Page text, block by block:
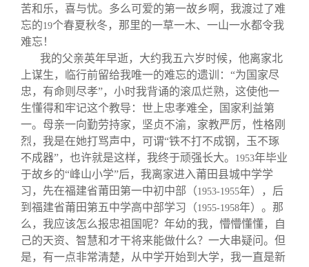
理事会名单
制度法规
联系我们
苦和乐，喜与忧。多么可爱的第一故乡啊，我渡过了难
忘的19个春夏秋冬，那里的一草一木、一山一水都令我
难忘！
我的父亲英年早逝，大约我五六岁时候，他离家北
上谋生，临行前留给我唯一的难忘的遗训：“为国家尽
忠，有命则尽孝”，小时我背诵的滚瓜烂熟，这使他一
生懂得和牢记这个教导：世上忠孝难全，国家利益第
一。母亲一向勤劳持家，坚贞不渝，家教严厉，性格刚
烈，我是在她打骂声中，可谓“铁不打不成钢，玉不琢
不成器”，也许就是这样，我终于顽强长大。
1953年毕业
于故乡的“峰山小学”后，我离家进入莆田县城中学学
习，先在福建省莆田第一中初中部（1953-1955年），后
到福建省莆田第五中学高中部学习（1955-1958年）。那
么，我应该怎么报忠祖国呢？年幼的我，懵懵懂懂，自
己的天资、智慧和才干将来能做什么？一大串疑问。但
是，有一点非常清楚，从中学开始到大学，我一直是新